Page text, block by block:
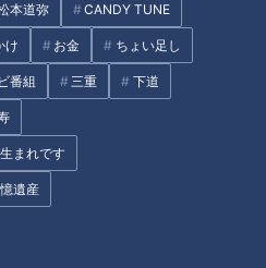
本道弥 CANDY TUNE
け お金 ちょい足し
番組 三重 下道
まれです
遺産